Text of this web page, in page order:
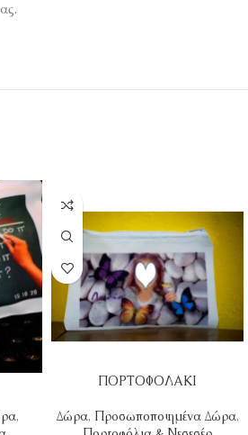
,
ΠΟΡΤΟΦΟΛΑΚΙ
Δώρα, Προσωποποιημένα Δώρα,